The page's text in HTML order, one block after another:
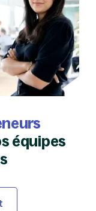
équipes